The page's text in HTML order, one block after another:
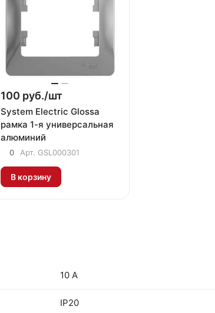
100 руб./шт
System Electric Glossa
рамка 1-я универсальная
алюминий
0 Арт. GSL000301
В корзину
10 А
IP20